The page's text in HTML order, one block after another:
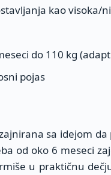
kao visoka/
do 110 kg
pojas
sa idejom
od oko 6 meseci
u praktičnu